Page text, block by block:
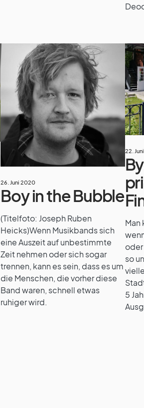
26. Juni 2020
Boy in the Bubble
(Titelfoto: Joseph Ruben
Heicks)Wenn Musikbands sich
eine Auszeit auf unbestimmte
Zeit nehmen oder sich sogar
trennen, kann es sein, dass es um
die Menschen, die vorher diese
Band waren, schnell etwas
ruhiger wird.
22.
Man
oder
so
5